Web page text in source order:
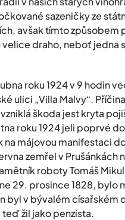
sazeničky ze
avšak tímto způsobem
draho, neboť jedna
roku 1924 v 9 hodin
ulici „Villa Malvy“.
škoda jest kryta
roku 1924 jeli poprvé
na májovou manifestaci
zemřel v Prušánkách
roboty Tomáš
29. prosince 1828, bylo
byl v bývalém císařském
žil jako penzista.